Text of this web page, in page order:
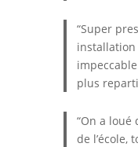
“Super
plus
“On a
de l’école,